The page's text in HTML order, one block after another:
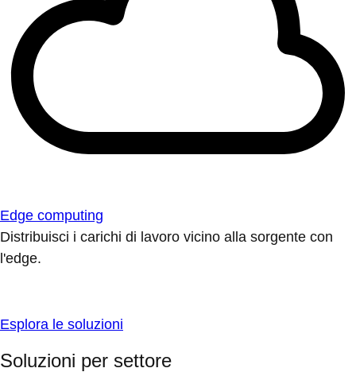
Edge computing
Distribuisci i carichi di lavoro vicino alla sorgente con
l'edge.
Esplora le soluzioni
Soluzioni per settore